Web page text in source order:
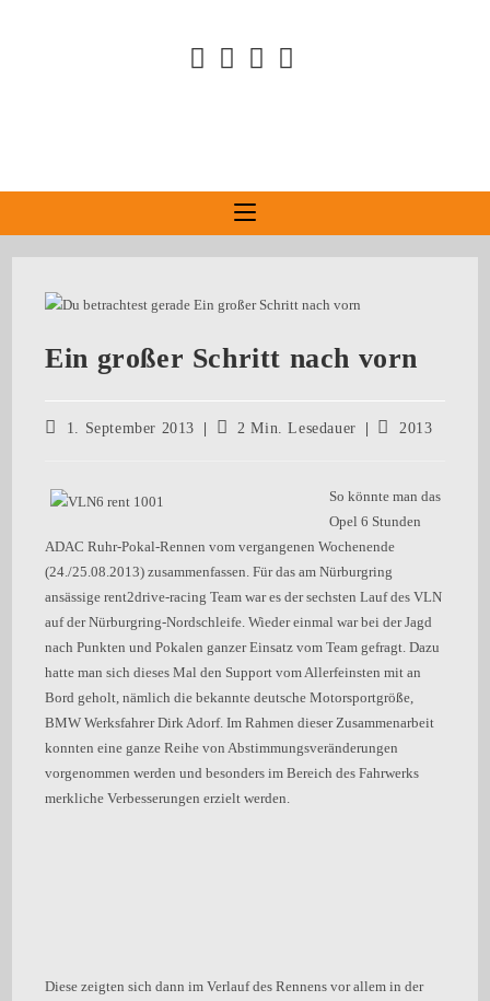
Ein großer Schritt nach vorn
1. September 2013 2 Min. Lesedauer 2013
So könnte man das
Opel 6 Stunden
ADAC Ruhr-Pokal-Rennen vom vergangenen Wochenende
(24./25.08.2013) zusammenfassen. Für das am Nürburgring
ansässige rent2drive-racing Team war es der sechsten Lauf des VLN
auf der Nürburgring-Nordschleife. Wieder einmal war bei der Jagd
nach Punkten und Pokalen ganzer Einsatz vom Team gefragt. Dazu
hatte man sich dieses Mal den Support vom Allerfeinsten mit an
Bord geholt, nämlich die bekannte deutsche Motorsportgröße,
BMW Werksfahrer Dirk Adorf. Im Rahmen dieser Zusammenarbeit
konnten eine ganze Reihe von Abstimmungsveränderungen
vorgenommen werden und besonders im Bereich des Fahrwerks
merkliche Verbesserungen erzielt werden.
Diese zeigten sich dann im Verlauf des Rennens vor allem in der